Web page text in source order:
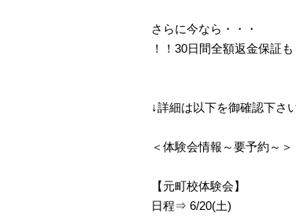
さらに今なら・・・
！！30日間全額返金保証も
↓詳細は以下を御確認下さ
＜体験会情報～要予約～＞
【元町校体験会】
日程⇒ 6/20(土)